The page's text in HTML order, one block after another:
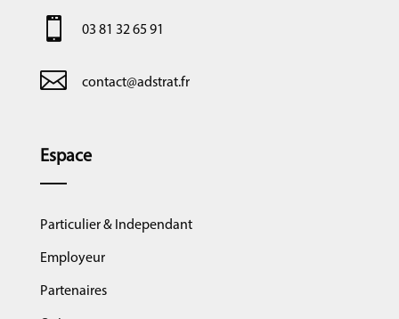
 03 81 32 65 91
 contact@adstrat.fr
Espace
Particulier & Independant
Employeur
Partenaires